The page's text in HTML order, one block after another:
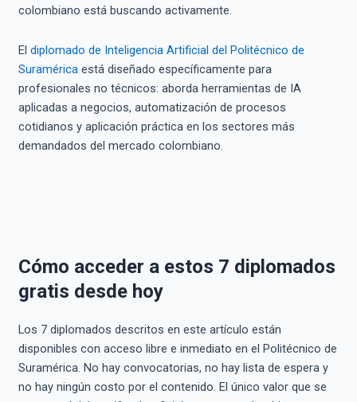
colombiano está buscando activamente.
El diplomado de Inteligencia Artificial del Politécnico de
Suraméricaestá diseñado específicamente para
profesionales no técnicos: aborda herramientas de IA
aplicadas a negocios, automatización de procesos
cotidianos y aplicación práctica en los sectores más
demandados del mercado colombiano.
Cómo acceder a estos 7 diplomados
gratis desde hoy
Los 7 diplomados descritos en este artículo están
disponibles con acceso libre e inmediato en el Politécnico de
Suramérica. No hay convocatorias, no hay lista de espera y
no hay ningún costo por el contenido. El único valor que se